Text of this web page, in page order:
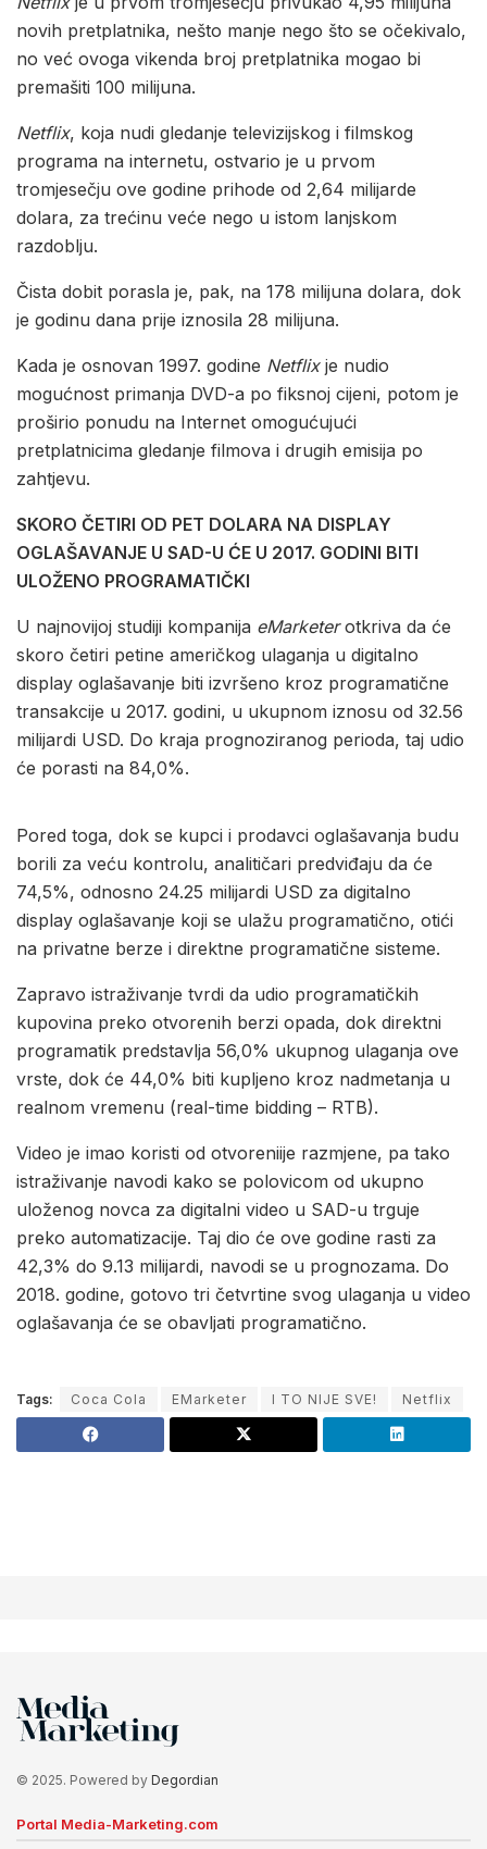
novih pretplatnika, nešto manje nego što se očekivalo,
no već ovoga vikenda broj pretplatnika mogao bi
premašiti 100 milijuna.
Netflix, koja nudi gledanje televizijskog i filmskog
programa na internetu, ostvario je u prvom
tromjesečju ove godine prihode od 2,64 milijarde
dolara, za trećinu veće nego u istom lanjskom
razdoblju.
Čista dobit porasla je, pak, na 178 milijuna dolara, dok
je godinu dana prije iznosila 28 milijuna.
Kada je osnovan 1997. godine Netflixje nudio
mogućnost primanja DVD-a po fiksnoj cijeni, potom je
proširio ponudu na Internet omogućujući
pretplatnicima gledanje filmova i drugih emisija po
zahtjevu.
SKORO ČETIRI OD PET DOLARA NA DISPLAY
OGLAŠAVANJE U SAD-U ĆE U 2017. GODINI BITI
ULOŽENO PROGRAMATIČKI
U najnovijoj studiji kompanija eMarketerotkriva da će
skoro četiri petine američkog ulaganja u digitalno
display oglašavanje biti izvršeno kroz programatične
transakcije u 2017. godini, u ukupnom iznosu od 32.56
milijardi USD. Do kraja prognoziranog perioda, taj udio
će porasti na 84,0%.
Pored toga, dok se kupci i prodavci oglašavanja budu
borili za veću kontrolu, analitičari predviđaju da će
74,5%, odnosno 24.25 milijardi USD za digitalno
display oglašavanje koji se ulažu programatično, otići
na privatne berze i direktne programatične sisteme.
Zapravo istraživanje tvrdi da udio programatičkih
kupovina preko otvorenih berzi opada, dok direktni
programatik predstavlja 56,0% ukupnog ulaganja ove
vrste, dok će 44,0% biti kupljeno kroz nadmetanja u
realnom vremenu (real-time bidding – RTB).
Video je imao koristi od otvoreniije razmjene, pa tako
istraživanje navodi kako se polovicom od ukupno
uloženog novca za digitalni video u SAD-u trguje
preko automatizacije. Taj dio će ove godine rasti za
42,3% do 9.13 milijardi, navodi se u prognozama. Do
2018. godine, gotovo tri četvrtine svog ulaganja u video
oglašavanja će se obavljati programatično.
Tags: Coca Cola EMarketer I TO NIJE SVE! Netflix
© 2025. Powered by Degordian
Portal Media-Marketing.com